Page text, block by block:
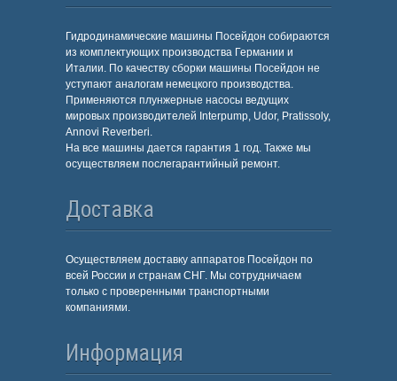
Гидродинамические машины Посейдон собираются
из комплектующих производства Германии и
Италии. По качеству сборки машины Посейдон не
уступают аналогам немецкого производства.
Применяются плунжерные насосы ведущих
мировых производителей Interpump, Udor, Pratissoly,
Annovi Reverberi.
На все машины дается гарантия 1 год. Также мы
осуществляем послегарантийный ремонт.
Доставка
Осуществляем доставку аппаратов Посейдон по
всей России и странам СНГ. Мы сотрудничаем
только с проверенными транспортными
компаниями.
Информация